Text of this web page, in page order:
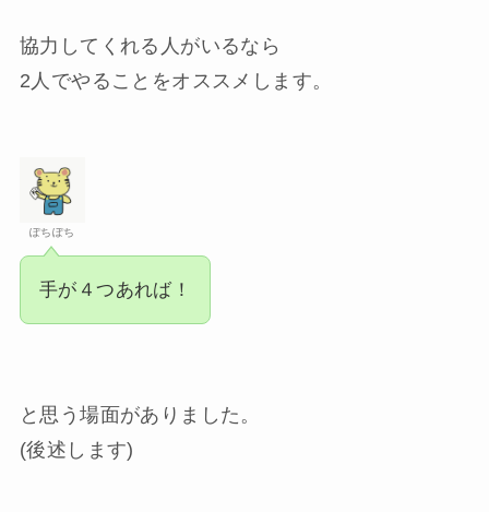
協力してくれる人がいるなら
2人でやることをオススメします。
ぽちぽち
手が４つあれば！
と思う場面がありました。
(後述します)